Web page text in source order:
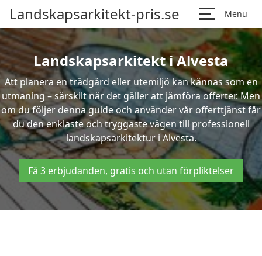
Landskapsarkitekt-pris.se Menu
Landskapsarkitekt i Alvesta
Att planera en trädgård eller utemiljö kan kännas som en
utmaning – särskilt när det gäller att jämföra offerter. Men
om du följer denna guide och använder vår offerttjänst får
du den enklaste och tryggaste vägen till professionell
landskapsarkitektur i Alvesta.
Få 3 erbjudanden, gratis och utan förpliktelser